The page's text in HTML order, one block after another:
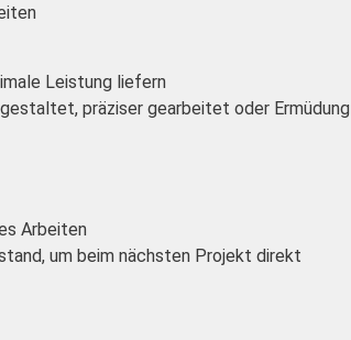
Leistung liefern
präziser gearbeitet oder Ermüdung
Arbeiten
um beim nächsten Projekt direkt